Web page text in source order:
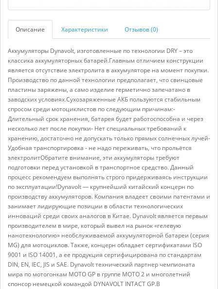
Описание Характеристики Отзывов (0)
Аккумуляторы Dynavolt, изготовленные по технологии DRY – это
классика аккумуляторных батарей.Главным отличием конструкции
является отсутствие электролита в аккумуляторе на момент покупки.
Производство по данной технологии предполагает, что свинцовые
пластины заряжены, а само изделие герметично запечатано в
заводских условиях.Сухозаряженные АКБ пользуются стабильным
спросом среди мотоциклистов по следующим причинам:-
Длительный срок хранения, батарея будет работоспособна и через
несколько лет после покупки- Нет специальных требований к
хранению, достаточно не допускать только прямых солнечных лучей-
Удобная транспортировка - не надо переживать, что прольётся
электролитОбратите внимание, эти аккумуляторы требуют
подготовки перед установкой в транспортное средство. Данный
процесс рекомендуем выполнять строго придерживаясь инструкции
по эксплуатации!Dynavolt — крупнейший китайский концерн по
производству аккумуляторов. Компания владеет своими патентами и
занимает лидирующие позиции в области технологических
инноваций среди своих аналогов в Китае. Dynavolt является первым
производителем в мире, который вывел на рынок «гелевую
нанотехнологию» необслуживаемой аккумуляторной батареи (серия
MG) для мотоциклов. Также, концерн обладает сертификатами ISO
9001 и ISO 14001, а ее продукция сертифицирована по стандартам
DIN, EN, IEC, JIS и SAE. Dynavolt технический партнер чемпионата
мира по мотогонкам MOTO GP в группе MOTO 2 и многолетний
спонсор немецкой командой DYNAVOLT INTACT GP.В